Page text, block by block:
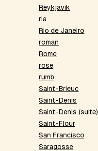
Reykjavik
ria
Rio de Janeiro
roman
Rome
rose
rumb
Saint-Brieuc
Saint-Denis
Saint-Denis (suite)
Saint-Flour
San Francisco
Saragosse